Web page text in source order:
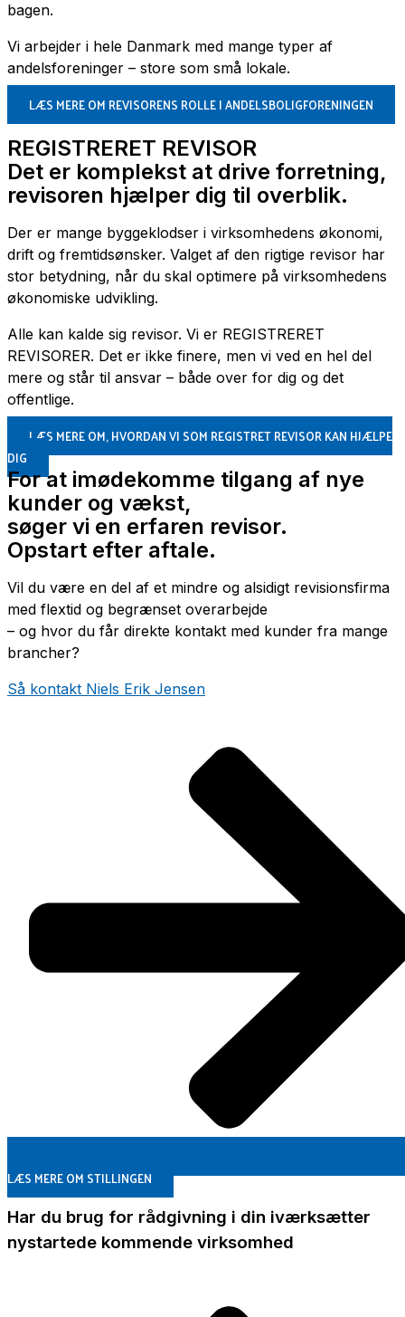
bagen.
Vi arbejder i hele Danmark med mange typer af
andelsforeninger – store som små lokale.
LÆS MERE OM REVISORENS ROLLE I ANDELSBOLIGFORENINGEN
REGISTRERET REVISOR
Det er komplekst at drive forretning,
revisoren hjælper dig til overblik.
Der er mange byggeklodser i virksomhedens økonomi,
drift og fremtidsønsker. Valget af den rigtige revisor har
stor betydning, når du skal optimere på virksomhedens
økonomiske udvikling.
Alle kan kalde sig revisor. Vi er REGISTRERET
REVISORER. Det er ikke finere, men vi ved en hel del
mere og står til ansvar – både over for dig og det
offentlige.
LÆS MERE OM, HVORDAN VI SOM REGISTRET REVISOR KAN HJÆLPE
DIG
For at imødekomme tilgang af nye
kunder og vækst,
søger vi en erfaren revisor.
Opstart efter aftale.
Vil du være en del af et mindre og alsidigt revisionsfirma
med flextid og begrænset overarbejde
– og hvor du får direkte kontakt med kunder fra mange
brancher?
Så kontakt Niels Erik Jensen
LÆS MERE OM STILLINGEN
Har du brug for rådgivning i din iværksætter
nystartede kommende virksomhed